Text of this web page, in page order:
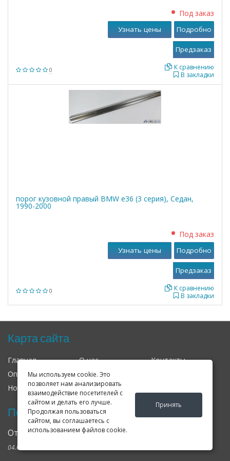
Мы используем cookie. Это
позволяет нам анализировать
взаимодействие посетителей с
сайтом и делать его лучше.
Продолжая пользоваться
сайтом, вы соглашаетесь с
использованием файлов cookie.
Принять
0
Под заказ
В закладки
К сравнению
Узнать цены Подробно
порог кузовной правый BMW е36 (3 серия), Седан,
1990-2000
0
Под заказ
В закладки
К сравнению
Узнать цены Подробно
Карта сайта
Главная О нас
Контакты
Оплата
Доставка
Новости
Оферта
Последние новости
Открылся клубный сервис Geely в Петербурге
04.09.2024